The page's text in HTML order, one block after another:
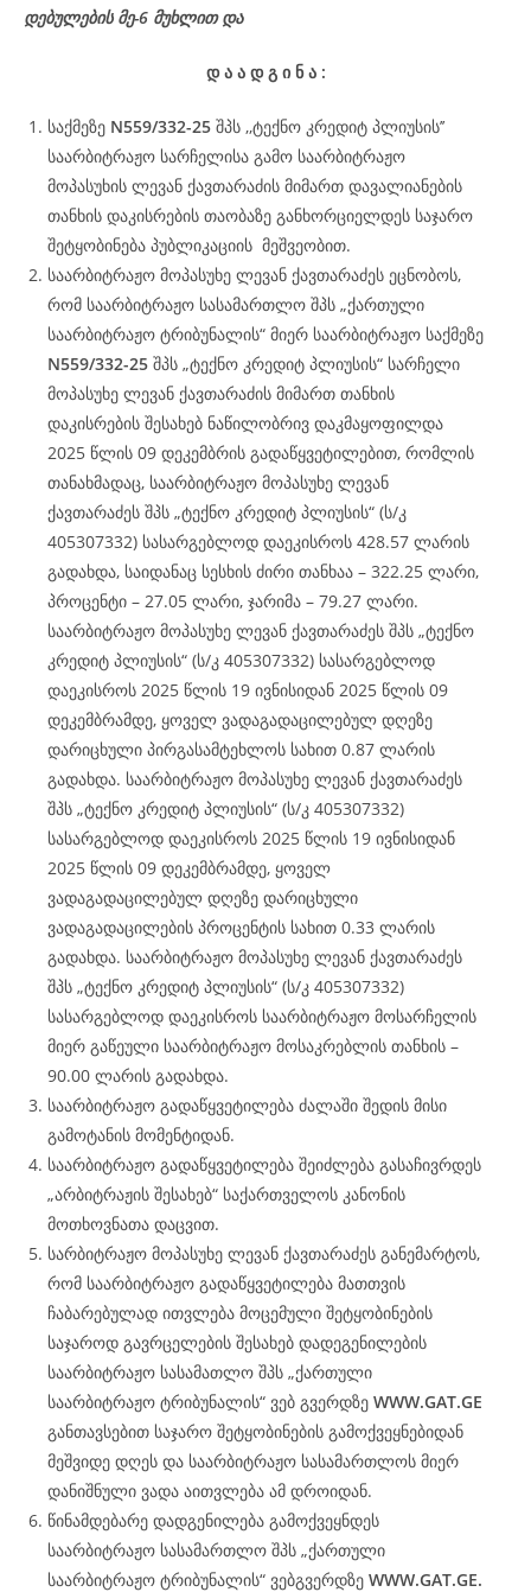
დებულების მე-6 მუხლით და
დ ა ა დ გ ი ნ ა :
საქმეზე N559/332-25 შპს ,,ტექნო კრედიტ პლიუსის’’
საარბიტრაჟო სარჩელისა გამო საარბიტრაჟო
მოპასუხის ლევან ქავთარაძის მიმართ დავალიანების
თანხის დაკისრების თაობაზე განხორციელდეს საჯარო
შეტყობინება პუბლიკაციის მეშვეობით.
საარბიტრაჟო მოპასუხე ლევან ქავთარაძეს ეცნობოს,
რომ საარბიტრაჟო სასამართლო შპს „ქართული
საარბიტრაჟო ტრიბუნალის“ მიერ საარბიტრაჟო საქმეზე
N559/332-25 შპს „ტექნო კრედიტ პლიუსის“ სარჩელი
მოპასუხე ლევან ქავთარაძის მიმართ თანხის
დაკისრების შესახებ ნაწილობრივ დაკმაყოფილდა
2025 წლის 09 დეკემბრის გადაწყვეტილებით, რომლის
თანახმადაც, საარბიტრაჟო მოპასუხე ლევან
ქავთარაძეს შპს „ტექნო კრედიტ პლიუსის“ (ს/კ
405307332) სასარგებლოდ დაეკისროს 428.57 ლარის
გადახდა, საიდანაც სესხის ძირი თანხაა – 322.25 ლარი,
პროცენტი – 27.05 ლარი, ჯარიმა – 79.27 ლარი.
საარბიტრაჟო მოპასუხე ლევან ქავთარაძეს შპს „ტექნო
კრედიტ პლიუსის“ (ს/კ 405307332) სასარგებლოდ
დაეკისროს 2025 წლის 19 ივნისიდან 2025 წლის 09
დეკემბრამდე, ყოველ ვადაგადაცილებულ დღეზე
დარიცხული პირგასამტეხლოს სახით 0.87 ლარის
გადახდა. საარბიტრაჟო მოპასუხე ლევან ქავთარაძეს
შპს „ტექნო კრედიტ პლიუსის“ (ს/კ 405307332)
სასარგებლოდ დაეკისროს 2025 წლის 19 ივნისიდან
2025 წლის 09 დეკემბრამდე, ყოველ
ვადაგადაცილებულ დღეზე დარიცხული
ვადაგადაცილების პროცენტის სახით 0.33 ლარის
გადახდა. საარბიტრაჟო მოპასუხე ლევან ქავთარაძეს
შპს „ტექნო კრედიტ პლიუსის“ (ს/კ 405307332)
სასარგებლოდ დაეკისროს საარბიტრაჟო მოსარჩელის
მიერ გაწეული საარბიტრაჟო მოსაკრებლის თანხის –
90.00 ლარის გადახდა.
საარბიტრაჟო გადაწყვეტილება ძალაში შედის მისი
გამოტანის მომენტიდან.
საარბიტრაჟო გადაწყვეტილება შეიძლება გასაჩივრდეს
„არბიტრაჟის შესახებ“ საქართველოს კანონის
მოთხოვნათა დაცვით.
სარბიტრაჟო მოპასუხე ლევან ქავთარაძეს განემარტოს,
რომ საარბიტრაჟო გადაწყვეტილება მათთვის
ჩაბარებულად ითვლება მოცემული შეტყობინების
საჯაროდ გავრცელების შესახებ დადეგენილების
საარბიტრაჟო სასამათლო შპს „ქართული
საარბიტრაჟო ტრიბუნალის“ ვებ გვერდზე WWW.GAT.GE
განთავსებით საჯარო შეტყობინების გამოქვეყნებიდან
მეშვიდე დღეს და საარბიტრაჟო სასამართლოს მიერ
დანიშნული ვადა აითვლება ამ დროიდან.
წინამდებარე დადგენილება გამოქვეყნდეს
საარბიტრაჟო სასამართლო შპს „ქართული
საარბიტრაჟო ტრიბუნალის“ ვებგვერდზე WWW.GAT.GE.